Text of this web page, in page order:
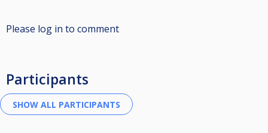
Please log in to comment
Participants